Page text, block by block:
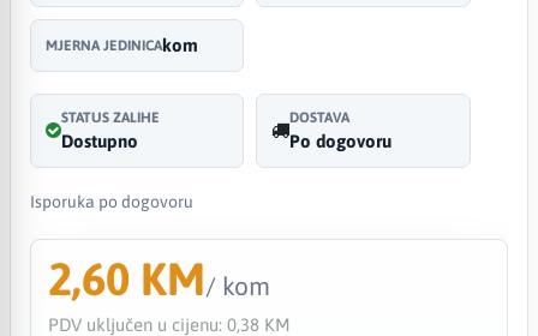
MJERNA JEDINICAkom
STATUS ZALIHE
Dostupno
DOSTAVA
Po dogovoru
Isporuka po dogovoru
2,60 KM/ kom
PDV uključen u cijenu: 0,38 KM